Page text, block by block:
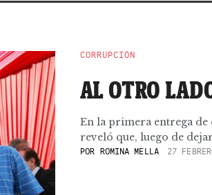
CORRUPCIÓN
AL OTRO
En la primera entrega de
reveló que, luego de
POR ROMINA MELLA 27